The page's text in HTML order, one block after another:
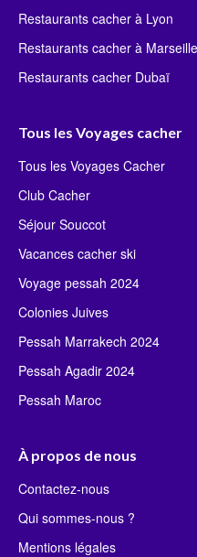
Restaurants cacher à Lyon
Restaurants cacher à Marseille
Restaurants cacher Dubaï
Tous les Voyages cacher
Tous les Voyages Cacher
Club Cacher
Séjour Souccot
Vacances cacher ski
Voyage pessah 2024
Colonies Juives
Pessah Marrakech 2024
Pessah Agadir 2024
Pessah Maroc
À propos de nous
Contactez-nous
Qui sommes-nous ?
Mentions légales